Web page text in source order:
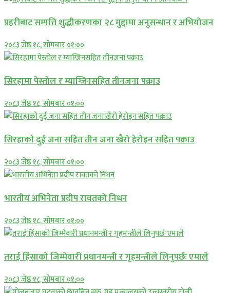
प्रहरीबाट सम्पत्ति शुद्धीकरणका २८ मुद्दामा अनुसन्धान र अभियोजन
२०८३ जेष्ठ १८, सोमबार ०१:००
सिरहामा पेस्तोल र म्याग्जिनसहित तीनजना पक्राउ
२०८३ जेष्ठ १८, सोमबार ०१:००
सिरहाकाे दुई जना सहित तीन जना खैरो हेरोइन सहित पक्राउ
२०८३ जेष्ठ १८, सोमबार ०१:००
भारतीय अभिनेता प्रदीप रावतको निधन
२०८३ जेष्ठ १८, सोमबार ०१:००
तराई हिंसाको जिम्मेवारी प्रधानमन्त्री र गृहमन्त्रीले लिनुपर्छः एमाले
२०८३ जेष्ठ १८, सोमबार ०१:००